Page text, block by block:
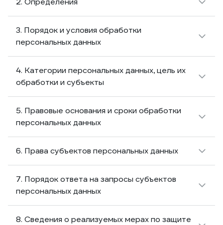
3. Порядок и условия обработки
персональных данных
4. Категории персональных данных, цель их
обработки и субъекты
5. Правовые основания и сроки обработки
персональных данных
6. Права субъектов персональных данных
7. Порядок ответа на запросы субъектов
персональных данных
8. Сведения о реализуемых мерах по защите